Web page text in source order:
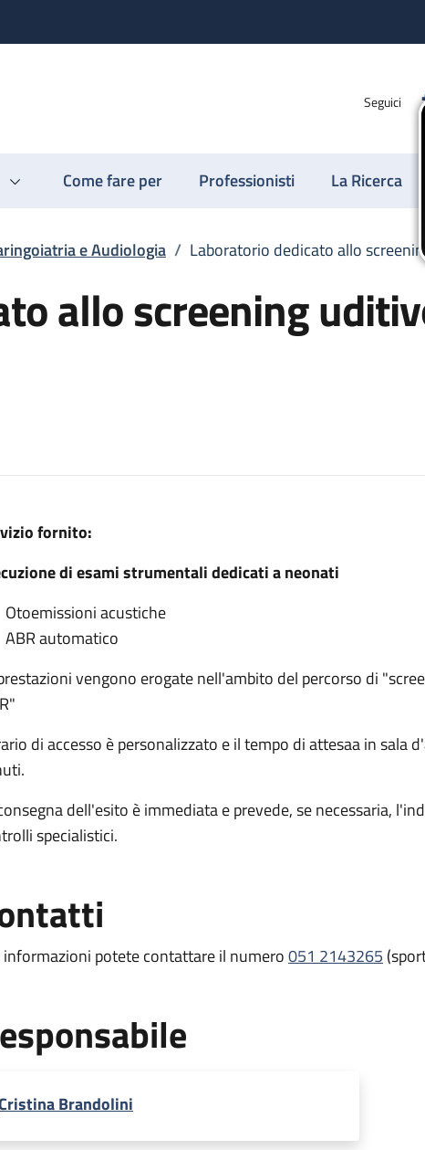
Seguici
Come fare per Professionisti La Ricerca
e Audiologia / Laboratorio dedicato allo
allo screening
uditivo neonatale
uditivo neonatale
uditivo neonatale
allo screening uditivo neonatale
uditivo neonatale
fornito:
di esami strumentali dedicati a neonati
Otoemissioni acustiche
ABR automatico
vengono erogate nell'ambito del percorso di
di accesso è personalizzato e il tempo di attesaa in sala
dell'esito è immediata e prevede, se necessaria,
specialistici.
informazioni potete contattare il numero051 2143265
Brandolini